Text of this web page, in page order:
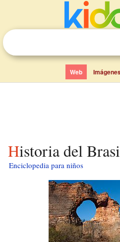
Web
Historia del
Enciclopedia para niños